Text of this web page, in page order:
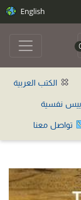
English
الكتب العربية
نفسية
تواصل معنا